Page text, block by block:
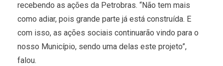
recebendo as ações da Petrobras. “Não tem mais
como adiar, pois grande parte já está construída. E
com isso, as ações sociais continuarão vindo para o
nosso Município, sendo uma delas este projeto”,
falou.